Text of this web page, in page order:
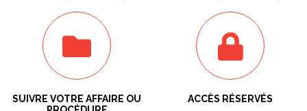
SUIVRE VOTRE AFFAIRE OU
ACCÈS RÉSERVÉS